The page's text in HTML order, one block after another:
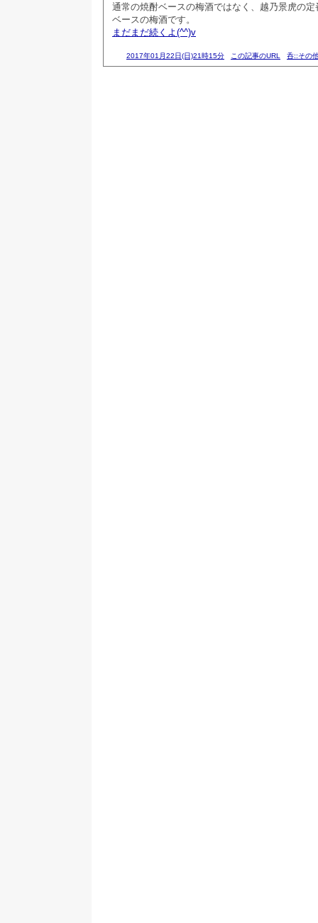
通常の焼酎ベースの梅酒ではなく、越乃景虎の
ベースの梅酒です。
まだまだ続くよ(^^)v
2017年01月22日(日)21時15分 この記事のURL 呑::その